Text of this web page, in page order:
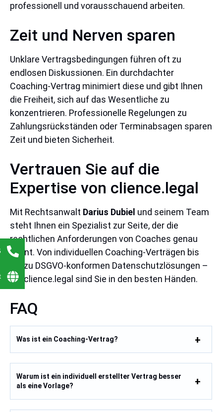
professionell und vorausschauend arbeiten.
Zeit und Nerven sparen
Unklare Vertragsbedingungen führen oft zu
endlosen Diskussionen. Ein durchdachter
Coaching-Vertrag minimiert diese und gibt Ihnen
die Freiheit, sich auf das Wesentliche zu
konzentrieren. Professionelle Regelungen zu
Zahlungsrückständen oder Terminabsagen sparen
Zeit und bieten Sicherheit.
Vertrauen Sie auf die
Expertise von clience.legal
Mit Rechtsanwalt Darius Dubiel und seinem Team
steht Ihnen ein Spezialist zur Seite, der die
rechtlichen Anforderungen von Coaches genau
kennt. Von individuellen Coaching-Verträgen bis
hin zu DSGVO-konformen Datenschutzlösungen –
bei clience.legal sind Sie in den besten Händen.
FAQ
Was ist ein Coaching-Vertrag?
Warum ist ein individuell erstellter Vertrag besser
als eine Vorlage?